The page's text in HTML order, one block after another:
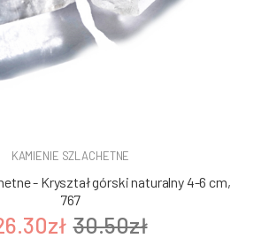
KAMIENIE SZLACHETNE
- Kryształ górski naturalny 4-6 cm,
767
30.50zł